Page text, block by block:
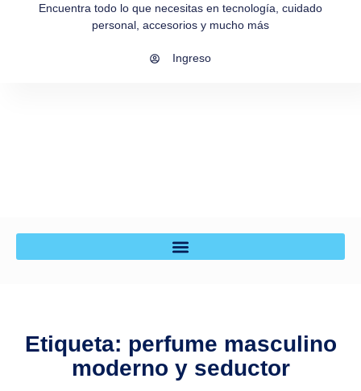
Encuentra todo lo que necesitas en tecnología, cuidado
personal, accesorios y mucho más
Ingreso
Etiqueta: perfume masculino
moderno y seductor